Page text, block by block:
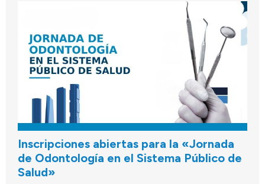
Inscripciones abiertas para la «Jornada
de Odontología en el Sistema Público de
Salud»